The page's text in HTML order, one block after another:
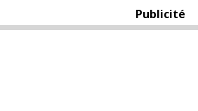
Publicité